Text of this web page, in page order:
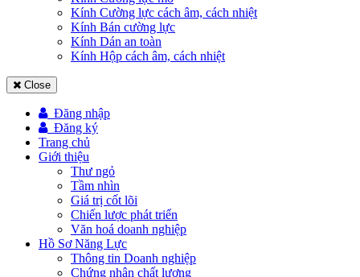
Kính Cường lực cách âm, cách nhiệt
Kính Bán cường lực
Kính Dán an toàn
Kính Hộp cách âm, cách nhiệt
Close
Đăng nhập
Đăng ký
Trang chủ
Giới thiệu
Thư ngỏ
Tầm nhìn
Giá trị cốt lõi
Chiến lược phát triển
Văn hoá doanh nghiệp
Hồ Sơ Năng Lực
Thông tin Doanh nghiệp
Chứng nhận chất lượng